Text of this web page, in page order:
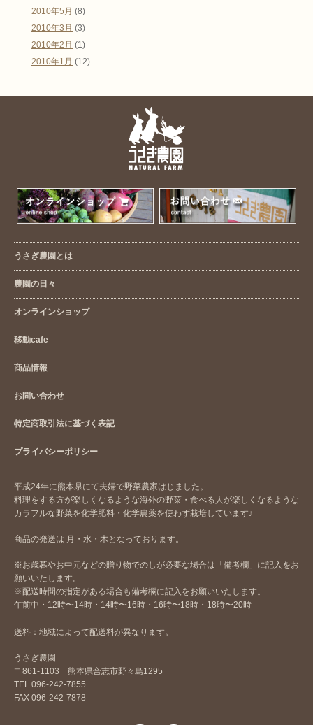
2010年5月 (8)
2010年3月 (3)
2010年2月 (1)
2010年1月 (12)
うさぎ農園とは
農園の日々
オンラインショップ
移動cafe
商品情報
お問い合わせ
特定商取引法に基づく表記
プライバシーポリシー
平成24年に熊本県にて夫婦で野菜農家はじました。
料理をする方が楽しくなるような海外の野菜・食べる人が楽しくなるような
カラフルな野菜を化学肥料・化学農薬を使わず栽培しています♪
商品の発送は 月・水・木となっております。
※お歳暮やお中元などの贈り物でのしが必要な場合は「備考欄」に記入をお
願いいたします。
※配送時間の指定がある場合も備考欄に記入をお願いいたします。
午前中・12時〜14時・14時〜16時・16時〜18時・18時〜20時
送料：地域によって配送料が異なります。
うさぎ農園
〒861-1103 熊本県合志市野々島1295
TEL 096-242-7855
FAX 096-242-7878